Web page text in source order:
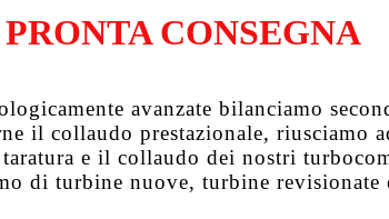
CONSEGNA
avanzate bilanciamo
il collaudo prestazionale, riusciamo
e il collaudo dei nostri
di turbine nuove, turbine